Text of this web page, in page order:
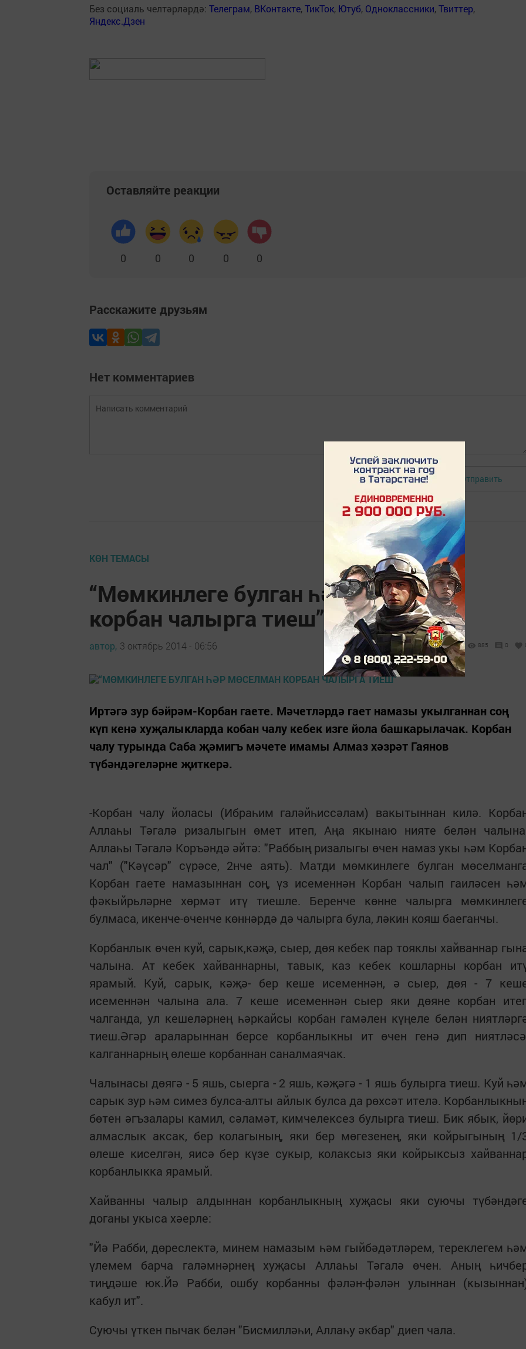
Без социаль челтәрләрдә: Телеграм, ВКонтакте,ТикТок, Ютуб, Одноклассники,Твиттер,
Яндекс.Дзен
Оставляйте реакции
0 0 0 0 0
Расскажите друзьям
Нет комментариев
Авторизоваться Отправить
КӨН ТЕМАСЫ
“Мөмкинлеге булган һәр мөселман
корбан чалырга тиеш”
автор, 3 октябрь 2014 - 06:56 885 0
Иртәгә зур бәйрәм-Корбан гаете. Мәчетләрдә гает намазы укылганнан соң
күп кенә хуҗалыкларда кобан чалу кебек изге йола башкарылачак. Корбан
чалу турында Саба җәмигъ мәчете имамы Алмаз хәзрәт Гаянов
түбәндәгеләрне җиткерә.
-Корбан чалу йоласы (Ибраһим галәйһиссәлам) вакытыннан килә.
Аллаһы Тәгалә ризалыгын өмет итеп, Аңа якынаю нияте белән
Аллаһы Тәгалә Коръәндә әйтә: "Раббың ризалыгы өчен намаз укы һәм
чал" ("Кәүсәр" сүрәсе, 2нче аять). Матди мөмкинлеге булган
Корбан гаете намазыннан соң, үз исеменнән Корбан чалып гаиләсен
фәкыйрьләрне хөрмәт итү тиешле. Беренче көнне чалырга
булмаса, икенче-өченче көннәрдә дә чалырга була, ләкин кояш баеганчы.
Корбанлык өчен куй, сарык,кәҗә, сыер, дөя кебек пар тояклы хайваннар
чалына. Ат кебек хайваннарны, тавык, каз кебек кошларны корбан
ярамый. Куй, сарык, кәҗә- бер кеше исеменнән, ә сыер, дөя - 7
исеменнән чалына ала. 7 кеше исеменнән сыер яки дөяне корбан
чалганда, ул кешеләрнең һәркайсы корбан гамәлен күңеле белән
тиеш.Әгәр араларыннан берсе корбанлыкны ит өчен генә дип
калганнарның өлеше корбаннан саналмаячак.
Чалынасы дөягә - 5 яшь, сыерга - 2 яшь, кәҗәгә - 1 яшь булырга тиеш. Куй
сарык зур һәм симез булса-алты айлык булса да рөхсәт ителә.
бөтен әгъзалары камил, сәламәт, кимчелексез булырга тиеш. Бик ябык,
алмаслык аксак, бер колагының, яки бер мөгезенең, яки койрыгының 1/
өлеше киселгән, яисә бер күзе сукыр, колаксыз яки койрыксыз
корбанлыкка ярамый.
Хайванны чалыр алдыннан корбанлыкның хуҗасы яки суючы
доганы укыса хәерле:
"Йә Рабби, дөреслектә, минем намазым һәм гыйбәдәтләрем, тереклегем
үлемем барча галәмнәрнең хуҗасы Аллаһы Тәгалә өчен. Аның
тиңдәше юк.Йә Рабби, ошбу корбанны фәлән-фәлән улыннан
кабул ит".
Суючы үткен пычак белән "Бисмилләһи, Аллаһу әкбар" диеп чала.